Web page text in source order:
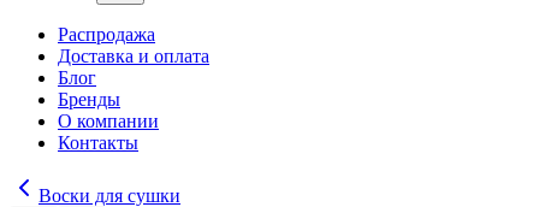
Распродажа
Доставка и оплата
Блог
Бренды
О компании
Контакты
Воски для сушки